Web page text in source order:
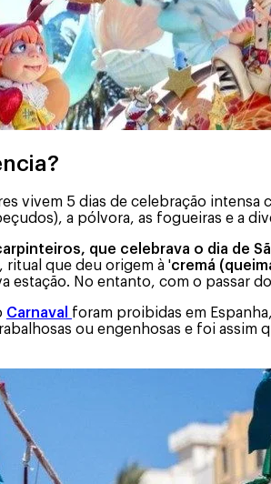
vivem 5 dias de celebração
a pólvora, as fogueiras e a
que celebrava o dia de
ritual que deu origem à 'cremá
estação. No entanto, com o passar
Carnaval
foram proibidas em
ou engenhosas e foi